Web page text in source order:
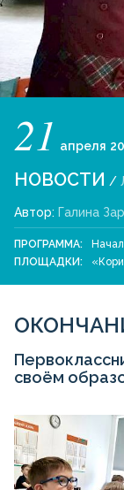
21 апреля
НОВОСТИ /
Автор: Галина
ПРОГРАММА:
ПЛОЩАДКИ:
своём